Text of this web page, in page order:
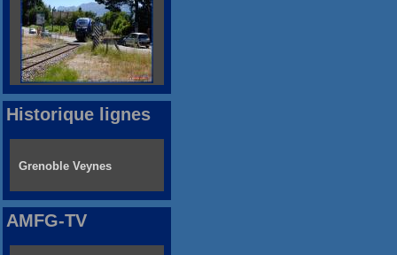
Historique lignes
Grenoble Veynes
AMFG-TV